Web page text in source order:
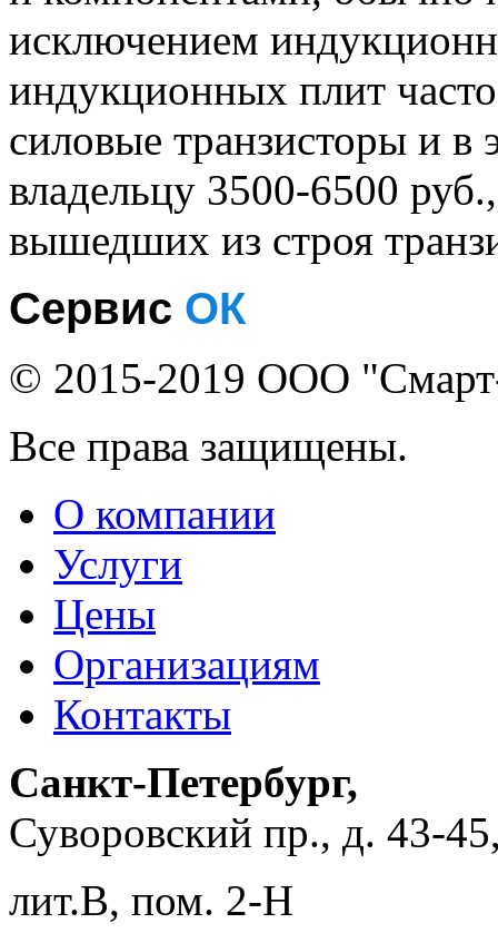
исключением
индукционных плит
силовые транзисторы и в
владельцу 3500-6500
вышедших из строя
Сервис ОК
© 2015-2019 ООО
Все права защищены.
О компании
Услуги
Цены
Организациям
Контакты
Санкт-Петербург,
Суворовский пр., д. 43-
лит.В, пом. 2-Н